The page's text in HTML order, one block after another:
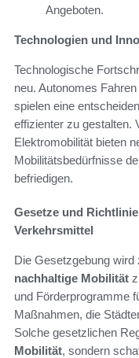
Angeboten.
Technologien und
Technologische
neu. Autonomes
spielen eine
effizienter zu gestalten.
Elektromobilität bieten
Mobilitätsbedürfnisse
befriedigen.
Gesetze und
Verkehrsmittel
Die Gesetzgebung
nachhaltige Mobilität
und Förderprogramme
Maßnahmen, die
Solche gesetzlichen
Mobilität, sondern